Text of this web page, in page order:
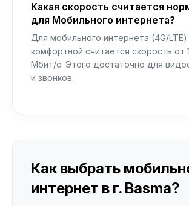
Какая скорость считается
для Мобильного интернета?
Для мобильного интернета (4G/LTE)
комфортной считается скорость от
Мбит/с. Этого достаточно для
и звонков.
Как выбрать
интернет в г. Basma?